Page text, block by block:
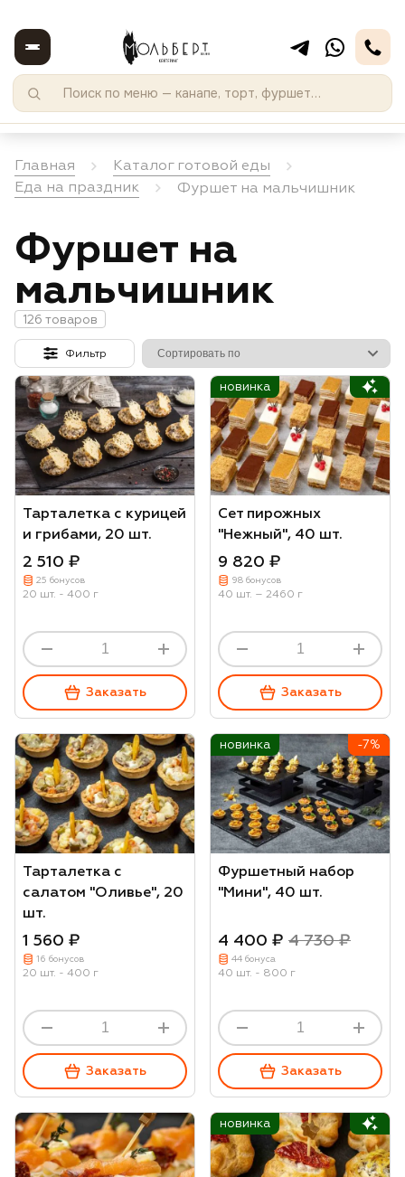
Главная
Каталог готовой еды
Еда на праздник
Фуршет на мальчишник
Фуршет на
мальчишник
126 товаров
Фильтр
Тарталетка с курицей
и грибами, 20 шт.
2 510 ₽
25 бонусов
20 шт. - 400 г
Заказать
новинка
Cет пирожных
"Нежный", 40 шт.
9 820 ₽
98 бонусов
40 шт. – 2460 г
Заказать
Тарталетка с
салатом "Оливье", 20
шт.
1 560 ₽
16 бонусов
20 шт. - 400 г
Заказать
новинка -7%
Фуршетный набор
"Мини", 40 шт.
4 400 ₽ 4 730 ₽
44 бонуса
40 шт. - 800 г
Заказать
новинка